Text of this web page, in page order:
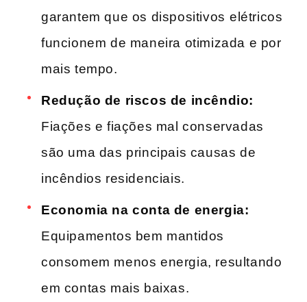
garantem que os‌ dispositivos ⁤elétricos
funcionem de maneira otimizada e por
mais tempo.
Redução de riscos de incêndio:
Fiações e fiações mal conservadas
são uma das ‌principais causas de
incêndios residenciais.
Economia na conta de energia:
Equipamentos bem mantidos
consomem menos energia, resultando
em contas mais baixas.